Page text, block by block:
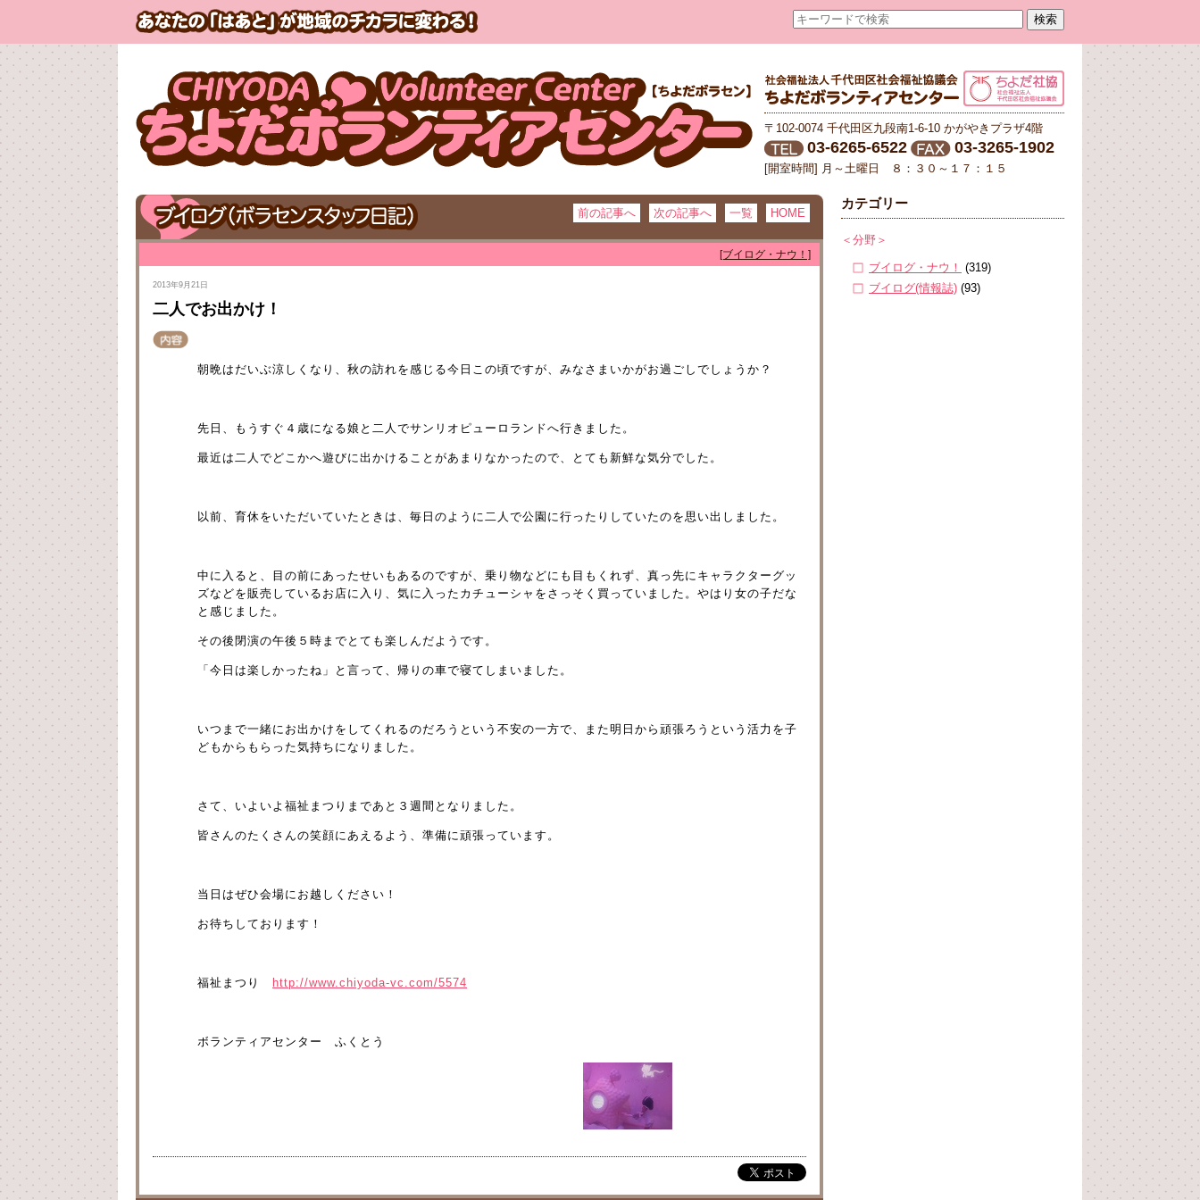
〒102-0074 千代田区九段南1-6-10 かがやきプラザ4階
03-6265-6522 03-3265-1902
[開室時間] 月～土曜日 ８：３０～１７：１５
前の記事へ 次の記事へ 一覧 HOME
[ブイログ・ナウ！]
2013年9月21日
二人でお出かけ！
朝晩はだいぶ涼しくなり、秋の訪れを感じる今日この頃ですが、みなさまいかがお過ごしでしょうか？
先日、もうすぐ４歳になる娘と二人でサンリオピューロランドへ行きました。
最近は二人でどこかへ遊びに出かけることがあまりなかったので、とても新鮮な気分でした。
以前、育休をいただいていたときは、毎日のように二人で公園に行ったりしていたのを思い出しました。
中に入ると、目の前にあったせいもあるのですが、乗り物などにも目もくれず、真っ先にキャラクターグッ
ズなどを販売しているお店に入り、気に入ったカチューシャをさっそく買っていました。やはり女の子だな
と感じました。
その後閉演の午後５時までとても楽しんだようです。
「今日は楽しかったね」と言って、帰りの車で寝てしまいました。
いつまで一緒にお出かけをしてくれるのだろうという不安の一方で、また明日から頑張ろうという活力を子
どもからもらった気持ちになりました。
さて、いよいよ福祉まつりまであと３週間となりました。
皆さんのたくさんの笑顔にあえるよう、準備に頑張っています。
当日はぜひ会場にお越しください！
お待ちしております！
福祉まつり http://www.chiyoda-vc.com/5574
ボランティアセンター ふくとう
カテゴリー
＜分野＞
ブイログ・ナウ！ (319)
ブイログ(情報誌) (93)